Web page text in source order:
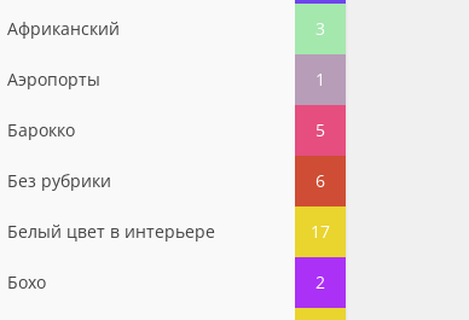
Африканский 3
Аэропорты 1
Барокко 5
Без рубрики 6
Белый цвет в интерьере 17
Бохо 2